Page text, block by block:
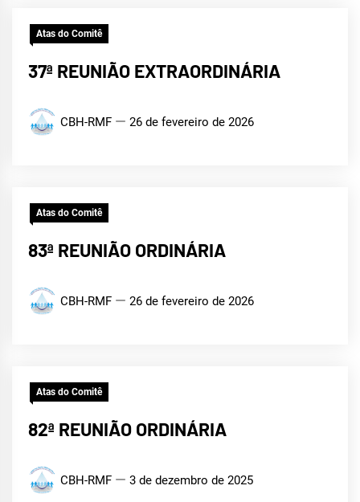
Atas do Comitê
37ª REUNIÃO EXTRAORDINÁRIA
CBH-RMF 26 de fevereiro de 2026
Atas do Comitê
83ª REUNIÃO ORDINÁRIA
CBH-RMF 26 de fevereiro de 2026
Atas do Comitê
82ª REUNIÃO ORDINÁRIA
CBH-RMF 3 de dezembro de 2025